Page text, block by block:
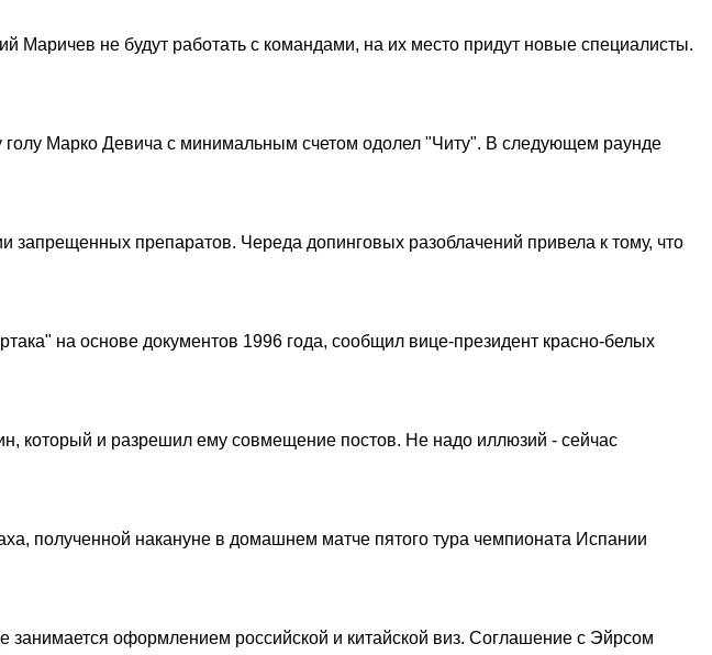
не будут работать с командами, на их место придут новые специалисты.
голу Марко Девича с минимальным счетом одолел "Читу". В следующем раунде
препаратов. Череда допинговых разоблачений привела к тому, что
на основе документов 1996 года, сообщил вице-президент красно-белых
который и разрешил ему совмещение постов. Не надо иллюзий - сейчас
полученной накануне в домашнем матче пятого тура чемпионата Испании
оформлением российской и китайской виз. Соглашение с Эйрсом